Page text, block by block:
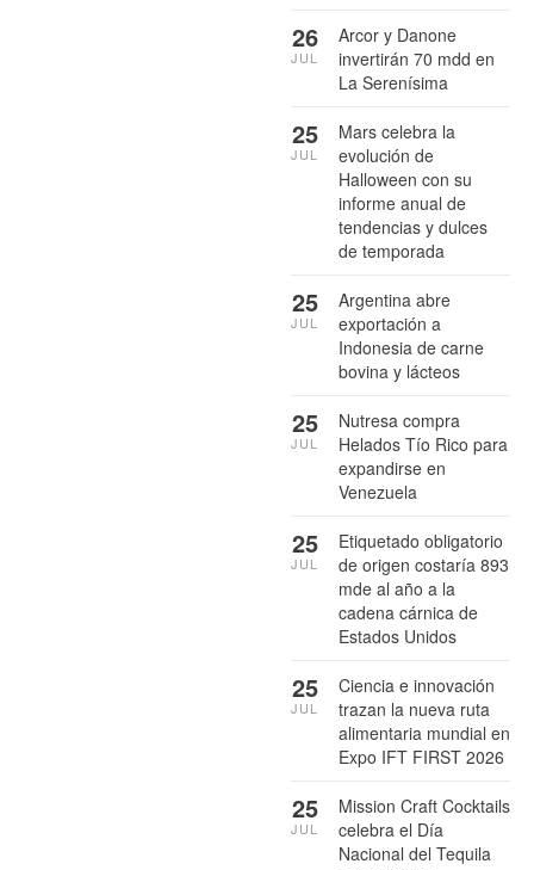
Arcor y Danone
invertirán 70 mdd en
La Serenísima
26
JUL
Mars celebra la
evolución de
Halloween con su
informe anual de
tendencias y dulces
de temporada
25
JUL
Argentina abre
exportación a
Indonesia de carne
bovina y lácteos
25
JUL
Nutresa compra
Helados Tío Rico para
expandirse en
Venezuela
25
JUL
Etiquetado obligatorio
de origen costaría 893
mde al año a la
cadena cárnica de
Estados Unidos
25
JUL
Ciencia e innovación
trazan la nueva ruta
alimentaria mundial en
Expo IFT FIRST 2026
25
JUL
Mission Craft Cocktails
celebra el Día
Nacional del Tequila
25
JUL